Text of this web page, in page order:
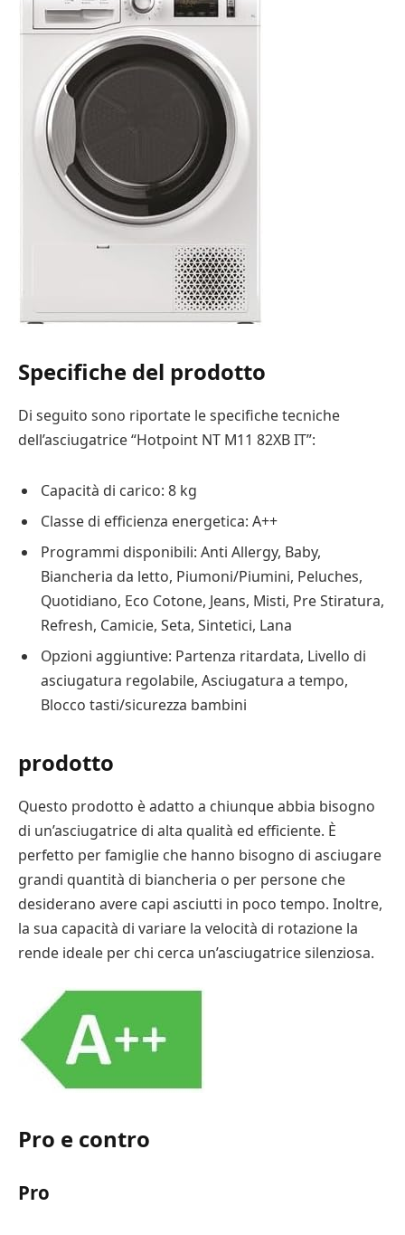
Specifiche del prodotto
Di seguito sono riportate le specifiche tecniche
dell’asciugatrice “Hotpoint NT M11 82XB IT”:
Capacità di carico: 8 kg
Classe di efficienza energetica: A++
Programmi disponibili: Anti Allergy, Baby,
Biancheria da letto, Piumoni/Piumini, Peluches,
Quotidiano, Eco Cotone, Jeans, Misti, Pre Stiratura,
Refresh, Camicie, Seta, Sintetici, Lana
Opzioni aggiuntive: Partenza ritardata, Livello di
asciugatura regolabile, Asciugatura a tempo,
Blocco tasti/sicurezza bambini
prodotto
Questo prodotto è adatto a chiunque abbia bisogno
di un’asciugatrice di alta qualità ed efficiente. È
perfetto per famiglie che hanno bisogno di asciugare
grandi quantità di biancheria o per persone che
desiderano avere capi asciutti in poco tempo. Inoltre,
la sua capacità di variare la velocità di rotazione la
rende ideale per chi cerca un’asciugatrice silenziosa.
Pro e contro
Pro